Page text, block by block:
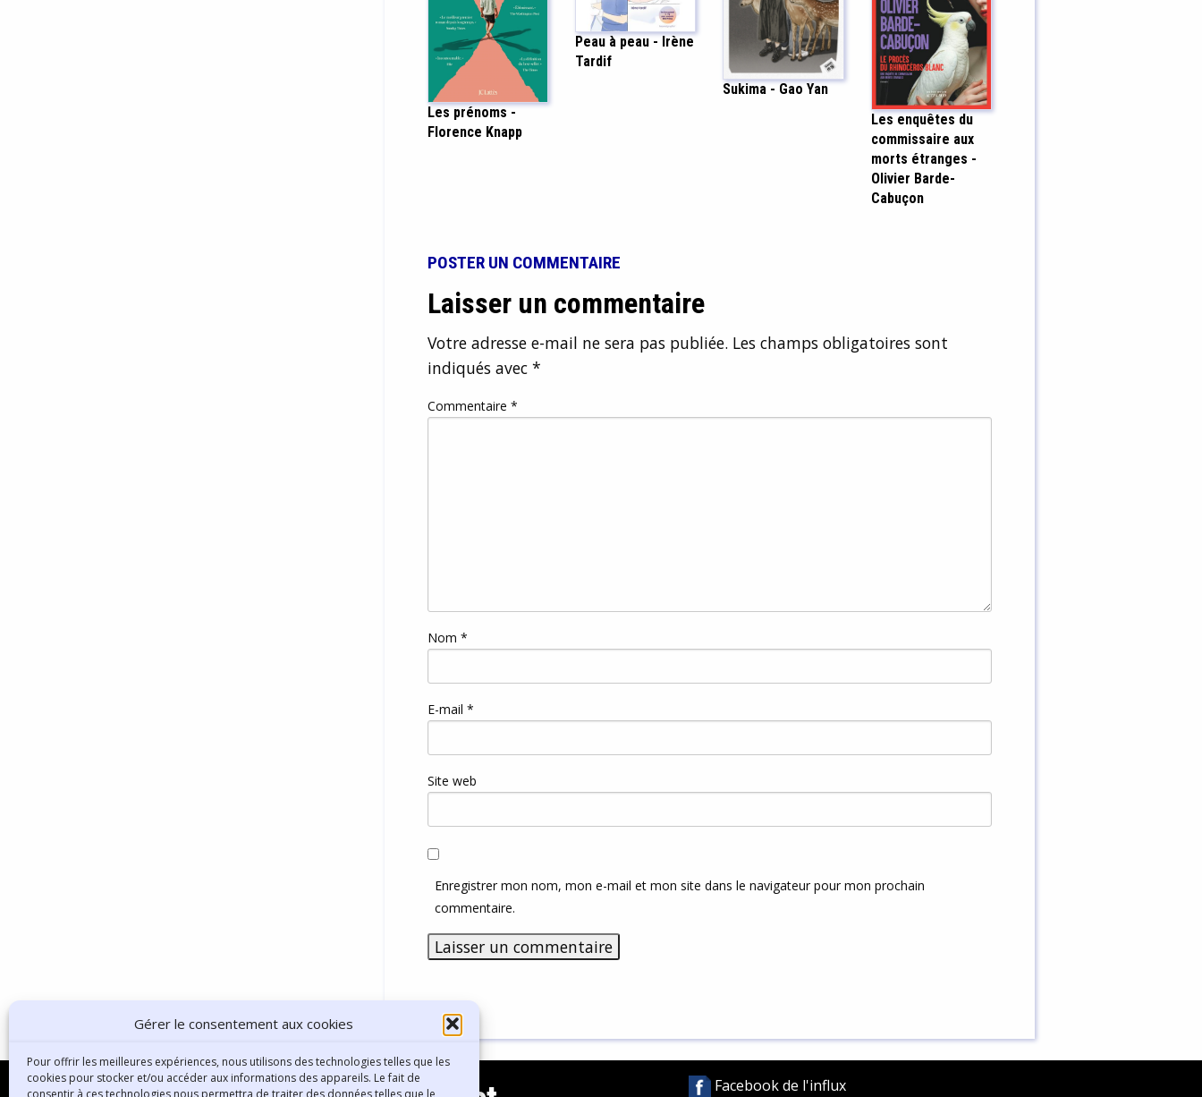
Gérer le consentement aux cookies
Pour offrir les meilleures expériences, nous utilisons des technologies telles que les
cookies pour stocker et/ou accéder aux informations des appareils. Le fait de
consentir à ces technologies nous permettra de traiter des données telles que le
Les prénoms -
Florence Knapp
Peau à peau - Irène
Tardif
Sukima - Gao Yan
Les enquêtes du
commissaire aux
morts étranges -
Olivier Barde-
Cabuçon
POSTER UN COMMENTAIRE
Laisser un commentaire
Votre adresse e-mail ne sera pas publiée. Les champs obligatoires sont
indiqués avec *
Commentaire *
Nom *
E-mail *
Site web
Enregistrer mon nom, mon e-mail et mon site dans le navigateur pour mon prochain
commentaire.
Facebook de l'influx